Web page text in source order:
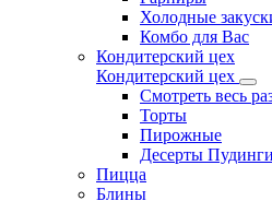
Холодные
Комбо для Вас
Кондитерский цех
Кондитерский цех
Смотреть весь
Торты
Пирожные
Десерты Пудинги
Пицца
Блины